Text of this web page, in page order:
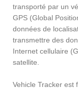
transporté par un
GPS (Global
données de
transmettre des
Internet cellulaire
satellite.
Vehicle Tracker est